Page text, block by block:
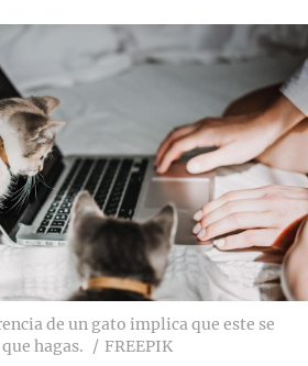
de un gato implica que este se
hagas.
FREEPIK